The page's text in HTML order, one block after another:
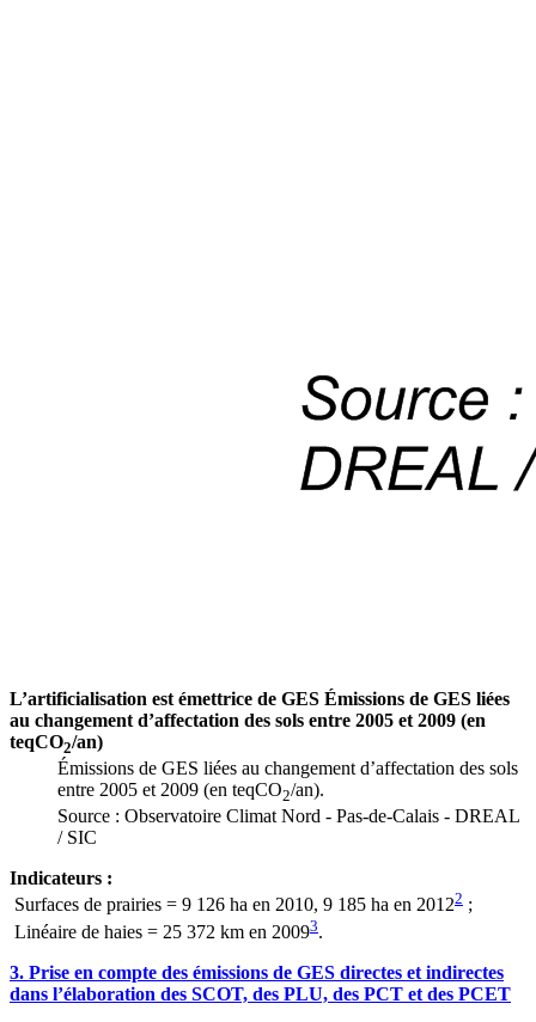
L’artificialisation est émettrice de GES Émissions de GES liées
au changement d’affectation des sols entre 2005 et 2009 (en
teqCO2/an)
Émissions de GES liées au changement d’affectation des sols
entre 2005 et 2009 (en teqCO2/an).
Source : Observatoire Climat Nord - Pas-de-Calais - DREAL
/ SIC
Indicateurs :
Surfaces de prairies = 9 126 ha en 2010, 9 185 ha en 20122 ;
Linéaire de haies = 25 372 km en 20093.
3. Prise en compte des émissions de GES directes et indirectes
dans l’élaboration des SCOT, des PLU, des PCT et des PCET